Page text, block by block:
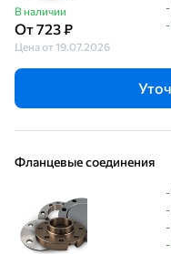
В наличии
От 723 ₽
Цена от 19.07.2026
Фланцевые соединения